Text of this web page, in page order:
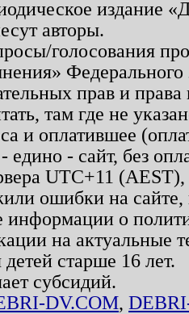
издание
авторы.
голосования
прав и
там где не
и оплатившее
едино - сайт, без
UTC+11
ошибки на
информации о
на актуальные
старше 16 лет.
субсидий.
DV.COM,